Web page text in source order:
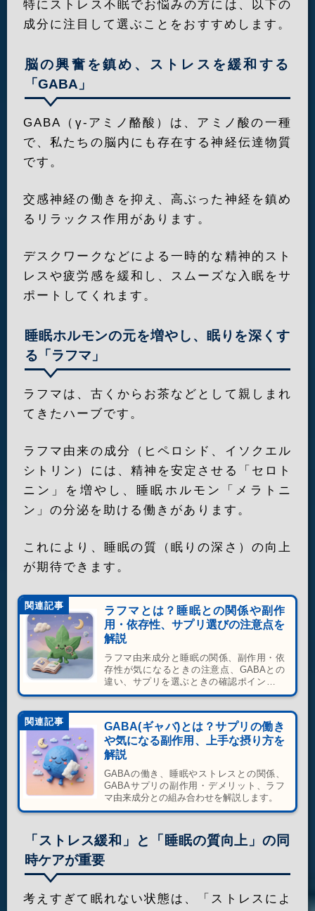
特にストレス不眠でお悩みの方には、以下の
成分に注目して選ぶことをおすすめします。
脳の興奮を鎮め、ストレスを緩和する
「GABA」
GABA（γ-アミノ酪酸）は、アミノ酸の一種
で、私たちの脳内にも存在する神経伝達物質
です。
交感神経の働きを抑え、高ぶった神経を鎮め
るリラックス作用があります。
デスクワークなどによる一時的な精神的スト
レスや疲労感を緩和し、スムーズな入眠をサ
ポートしてくれます。
睡眠ホルモンの元を増やし、眠りを深くす
る「ラフマ」
ラフマは、古くからお茶などとして親しまれ
てきたハーブです。
ラフマ由来の成分（ヒペロシド、イソクエル
シトリン）には、精神を安定させる「セロト
ニン」を増やし、睡眠ホルモン「メラトニ
ン」の分泌を助ける働きがあります。
これにより、睡眠の質（眠りの深さ）の向上
が期待できます。
関連記事
ラフマとは？睡眠との関係や副作
用・依存性、サプリ選びの注意点を
解説
ラフマ由来成分と睡眠の関係、副作用・依
存性が気になるときの注意点、GABAとの
違い、サプリを選ぶときの確認ポイントを
解説します。
関連記事
GABA(ギャバ)とは？サプリの働き
や気になる副作用、上手な摂り方を
解説
GABAの働き、睡眠やストレスとの関係、
GABAサプリの副作用・デメリット、ラフ
マ由来成分との組み合わせを解説します。
「ストレス緩和」と「睡眠の質向上」の同
時ケアが重要
考えすぎて眠れない状態は、「ストレスによ